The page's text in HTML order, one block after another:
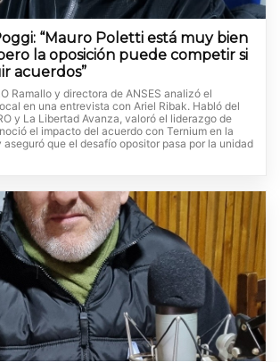
“Mauro Poletti está muy bien
la oposición puede competir si
acuerdos”
Ramallo y directora de ANSES analizó el
en una entrevista con Ariel Ribak. Habló del
y La Libertad Avanza, valoró el liderazgo de
el impacto del acuerdo con Ternium en la
que el desafío opositor pasa por la unidad